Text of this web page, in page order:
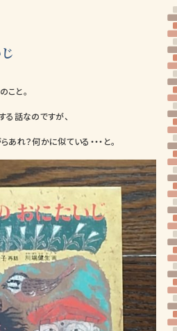
こと。
る話なのですが、
れ？何かに似ている・・・と。